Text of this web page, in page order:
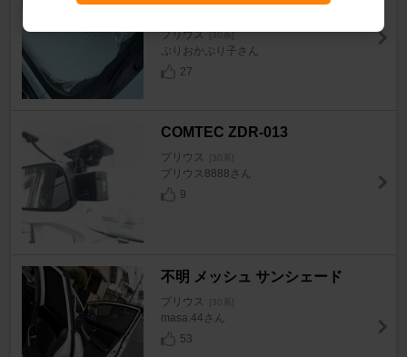
ンシェード(300円)
プリウス [30系]
ぷりおかぷり子さん
27
COMTEC ZDR-013
プリウス [30系]
プリウス8888さん
9
不明 メッシュ サンシェード
プリウス [30系]
masa.44さん
53